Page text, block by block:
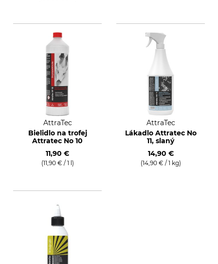
AttraTec
Bielidlo na trofej
Attratec No 10
11,90 €
(11,90 € / 1 l)
AttraTec
Lákadlo Attratec No
11, slaný
14,90 €
(14,90 € / 1 kg)